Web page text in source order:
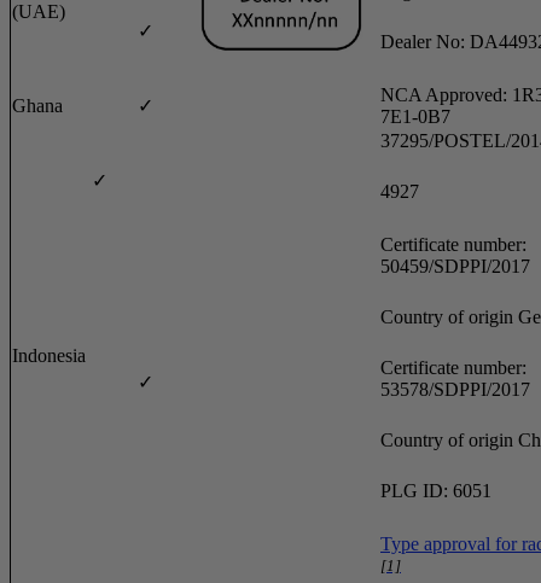
(UAE)
✓
Dealer No:
Ghana ✓
NCA Approved:
7E1-0B7
Indonesia
✓
37295/POSTEL/
4927
✓
Certificate number:
50459/SDPPI/2017
Country of origin
Certificate number:
53578/SDPPI/2017
Country of origin
PLG ID: 6051
Type approval for
[1]